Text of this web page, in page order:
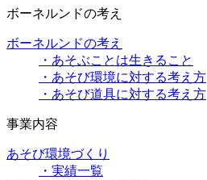
ボーネルンドの考え
ボーネルンドの考え
・あそぶことは生きること
・あそび環境に対する考え方
・あそび道具に対する考え方
事業内容
あそび環境づくり
・実績一覧